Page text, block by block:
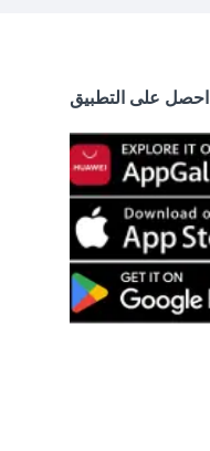
احصل على التطبيق